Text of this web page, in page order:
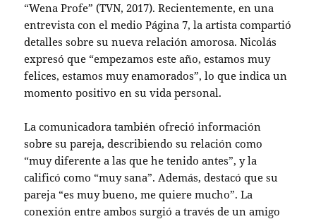
“Wena Profe” (TVN, 2017). Recientemente, en una
entrevista con el medio Página 7, la artista compartió
detalles sobre su nueva relación amorosa. Nicolás
expresó que “empezamos este año, estamos muy
felices, estamos muy enamorados”, lo que indica un
momento positivo en su vida personal.
La comunicadora también ofreció información
sobre su pareja, describiendo su relación como
“muy diferente a las que he tenido antes”, y la
calificó como “muy sana”. Además, destacó que su
pareja “es muy bueno, me quiere mucho”. La
conexión entre ambos surgió a través de un amigo